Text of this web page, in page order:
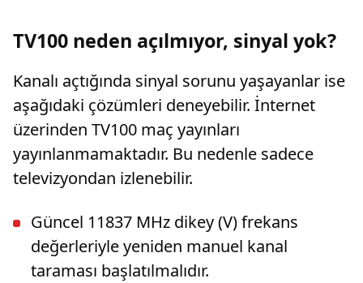
TV100 neden açılmıyor, sinyal yok?
Kanalı açtığında sinyal sorunu yaşayanlar ise
aşağıdaki çözümleri deneyebilir. İnternet
üzerinden TV100 maç yayınları
yayınlanmamaktadır. Bu nedenle sadece
televizyondan izlenebilir.
Güncel 11837 MHz dikey (V) frekans
değerleriyle yeniden manuel kanal
taraması başlatılmalıdır.